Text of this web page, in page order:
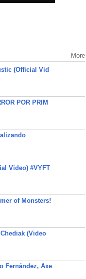
More
(Official Vid
POR PRIM
Video) #VYFT
of Monsters!
(Video
Fernández, Axe